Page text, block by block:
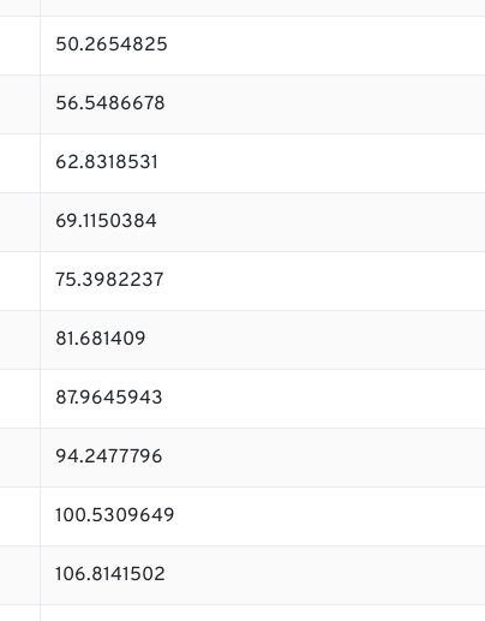
50.2654825
56.5486678
62.8318531
69.1150384
75.3982237
81.681409
87.9645943
94.2477796
100.5309649
106.8141502